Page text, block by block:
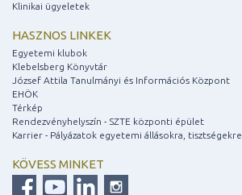
Klinikai ügyeletek
HASZNOS LINKEK
Egyetemi klubok
Klebelsberg Könyvtár
József Attila Tanulmányi és Információs Központ
EHÖK
Térkép
Rendezvényhelyszín - SZTE központi épület
Karrier - Pályázatok egyetemi állásokra, tisztségekre
KÖVESS MINKET